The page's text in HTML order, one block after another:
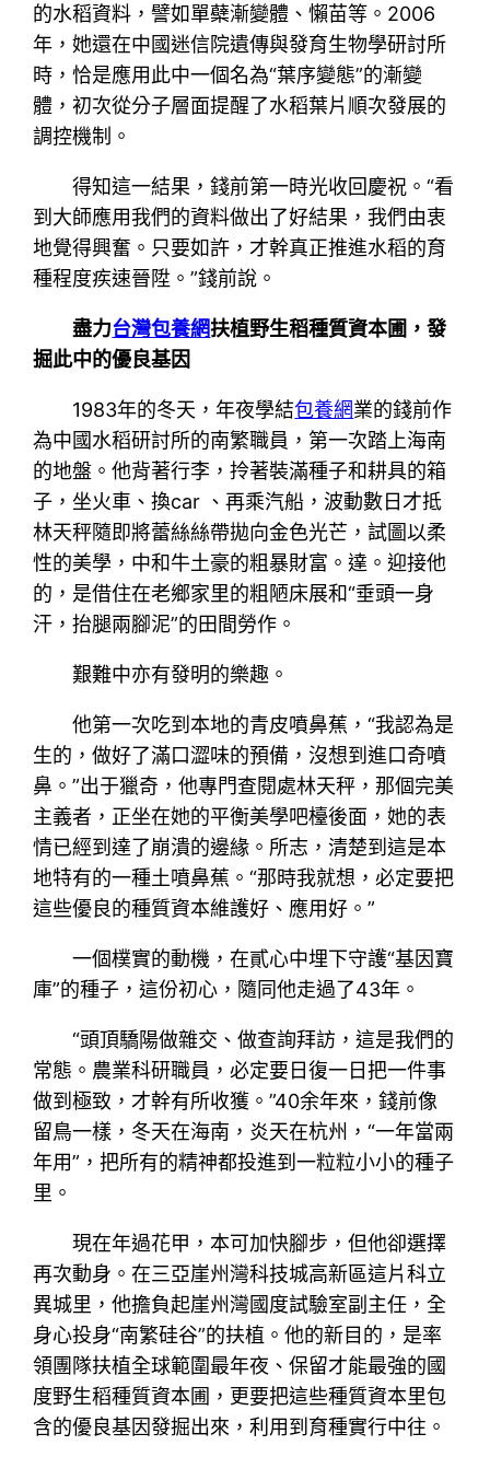
的水稻資料，譬如單蘗漸變體、懶苗等。2006
年，她還在中國迷信院遺傳與發育生物學研討所
時，恰是應用此中一個名為“葉序變態”的漸變
體，初次從分子層面提醒了水稻葉片順次發展的
調控機制。
得知這一結果，錢前第一時光收回慶祝。“看
到大師應用我們的資料做出了好結果，我們由衷
地覺得興奮。只要如許，才幹真正推進水稻的育
種程度疾速晉陞。”錢前說。
盡力台灣包養網扶植野生稻種質資本圃，發
掘此中的優良基因
1983年的冬天，年夜學結包養網業的錢前作
為中國水稻研討所的南繁職員，第一次踏上海南
的地盤。他背著行李，拎著裝滿種子和耕具的箱
子，坐火車、換car 、再乘汽船，波動數日才抵
林天秤隨即將蕾絲絲帶拋向金色光芒，試圖以柔
性的美學，中和牛土豪的粗暴財富。達。迎接他
的，是借住在老鄉家里的粗陋床展和“垂頭一身
汗，抬腿兩腳泥”的田間勞作。
艱難中亦有發明的樂趣。
他第一次吃到本地的青皮噴鼻蕉，“我認為是
生的，做好了滿口澀味的預備，沒想到進口奇噴
鼻。”出于獵奇，他專門查閱處林天秤，那個完美
主義者，正坐在她的平衡美學吧檯後面，她的表
情已經到達了崩潰的邊緣。所志，清楚到這是本
地特有的一種土噴鼻蕉。“那時我就想，必定要把
這些優良的種質資本維護好、應用好。”
一個樸實的動機，在貳心中埋下守護“基因寶
庫”的種子，這份初心，隨同他走過了43年。
“頭頂驕陽做雜交、做查詢拜訪，這是我們的
常態。農業科研職員，必定要日復一日把一件事
做到極致，才幹有所收獲。”40余年來，錢前像
留鳥一樣，冬天在海南，炎天在杭州，“一年當兩
年用”，把所有的精神都投進到一粒粒小小的種子
里。
現在年過花甲，本可加快腳步，但他卻選擇
再次動身。在三亞崖州灣科技城高新區這片科立
異城里，他擔負起崖州灣國度試驗室副主任，全
身心投身“南繁硅谷”的扶植。他的新目的，是率
領團隊扶植全球範圍最年夜、保留才能最強的國
度野生稻種質資本圃，更要把這些種質資本里包
含的優良基因發掘出來，利用到育種實行中往。